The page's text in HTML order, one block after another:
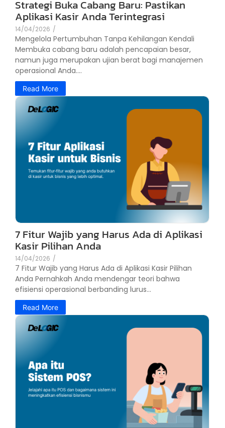
Strategi Buka Cabang Baru: Pastikan
Aplikasi Kasir Anda Terintegrasi
14/04/2026 /
Mengelola Pertumbuhan Tanpa Kehilangan Kendali
Membuka cabang baru adalah pencapaian besar,
namun juga merupakan ujian berat bagi manajemen
operasional Anda....
Read More
7 Fitur Wajib yang Harus Ada di Aplikasi
Kasir Pilihan Anda
14/04/2026 /
7 Fitur Wajib yang Harus Ada di Aplikasi Kasir Pilihan
Anda Pernahkah Anda mendengar teori bahwa
efisiensi operasional berbanding lurus...
Read More